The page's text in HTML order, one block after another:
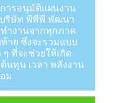
ารอนุมัติแผนงาน
ริษัท พีพีพี พัฒนา
ำงานจากทุกภาค
าย ซึ่งจะรวมแบบ
ที่จะช่วยให้เกิด
นทุน เวลา พลังงาน
ม